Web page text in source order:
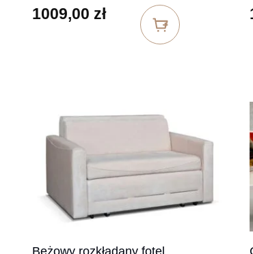
1009,00 zł
Beżowy rozkładany fotel